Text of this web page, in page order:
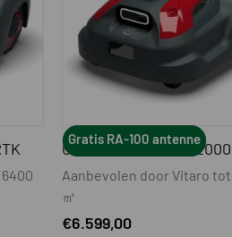
Gratis RA-100 antenne
CRAMER AICONIC
Aanbevolen door Vitaro
㎡
€6.599,00